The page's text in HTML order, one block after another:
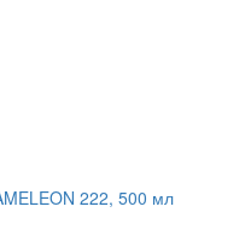
222, 500 мл